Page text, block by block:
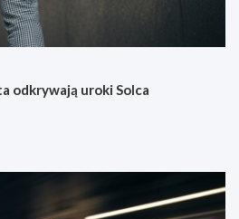
odkrywają uroki Solca